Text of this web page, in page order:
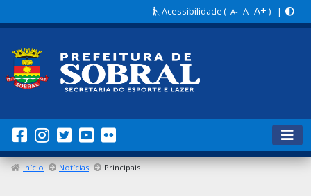
Acessibilidade( A- A A+ ) |
Início Notícias Principais